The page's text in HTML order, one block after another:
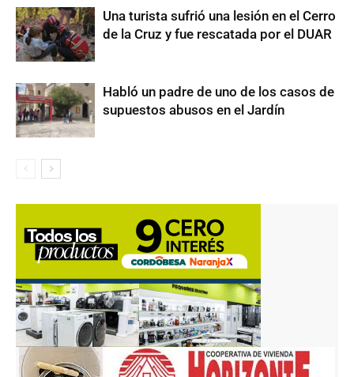
Una turista sufrió una lesión en el Cerro
de la Cruz y fue rescatada por el DUAR
Habló un padre de uno de los casos de
supuestos abusos en el Jardín